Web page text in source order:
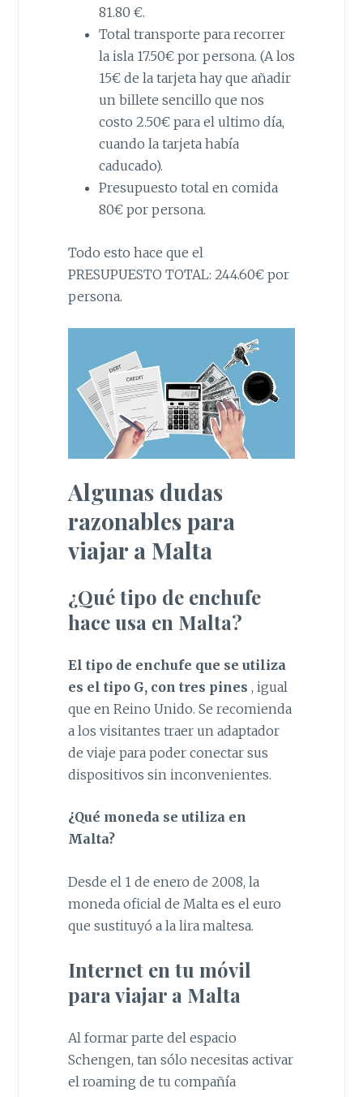
81.80 €.
Total transporte para recorrer
la isla 17.50€ por persona. (A los
15€ de la tarjeta hay que añadir
un billete sencillo que nos
costo 2.50€ para el ultimo día,
cuando la tarjeta había
caducado).
Presupuesto total en comida
80€ por persona.
Todo esto hace que el
PRESUPUESTO TOTAL: 244.60€ por
persona.
Algunas dudas
razonables para
viajar a Malta
¿Qué tipo de enchufe
hace usa en Malta?
El tipo de enchufe que se utiliza
es el tipo G, con tres pines , igual
que en Reino Unido. Se recomienda
a los visitantes traer un adaptador
de viaje para poder conectar sus
dispositivos sin inconvenientes.
¿Qué moneda se utiliza en
Malta?
Desde el 1 de enero de 2008, la
moneda oficial de Malta es el euro
que sustituyó a la lira maltesa.
Internet en tu móvil
para viajar a Malta
Al formar parte del espacio
Schengen, tan sólo necesitas activar
el roaming de tu compañía